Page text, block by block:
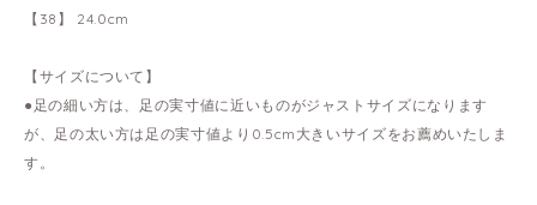
【38】 24.0cm
【サイズについて】
●足の細い方は、足の実寸値に近いものがジャストサイズになります
が、足の太い方は足の実寸値より0.5cm大きいサイズをお薦めいたしま
す。